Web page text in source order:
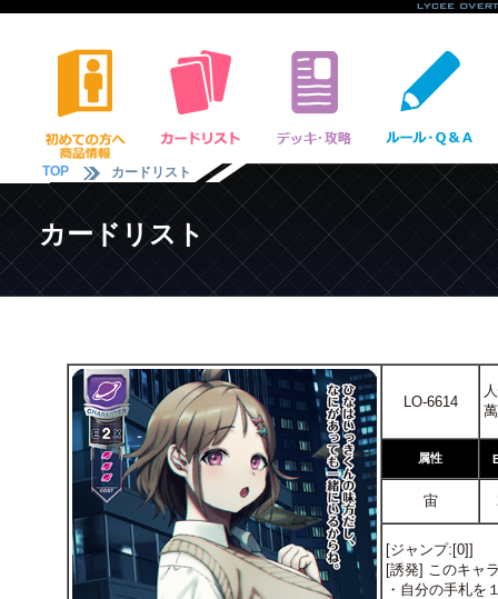
TOP カードリスト
カードリスト
LO-6614
属性
宙
[ジャンプ:[0]]
[誘発] このキャ
・自分の手札を